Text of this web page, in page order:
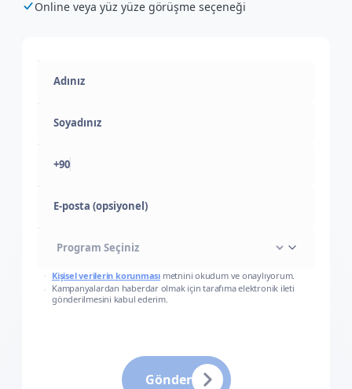
Online veya yüz yüze görüşme seçeneği
+90
E-posta (opsiyonel)
Kişisel verilerin korunması metnini okudum ve onaylıyorum.
Kampanyalardan haberdar olmak için tarafıma elektronik ileti
gönderilmesini kabul ederim.
Gönder